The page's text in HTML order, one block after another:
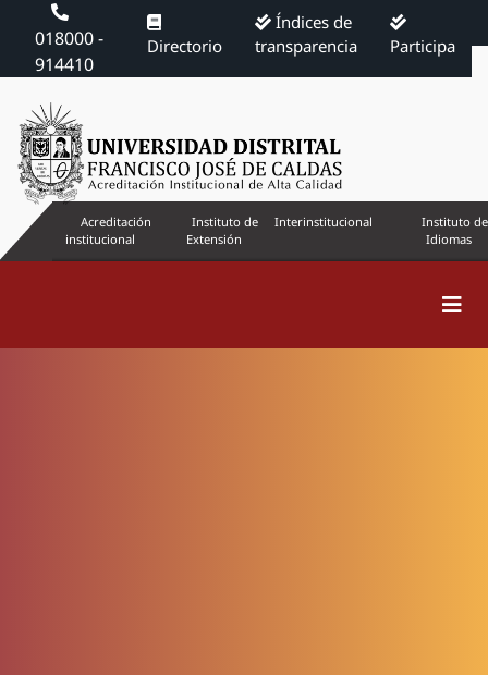
018000 -
914410
Directorio
Índices de
transparencia
Participa
Acreditación
institucional
Instituto de
Extensión
Interinstitucional
Instituto de
Idiomas